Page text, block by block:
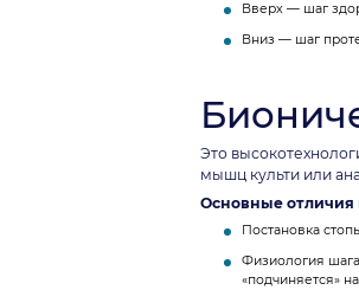
Вверх — шаг
Вниз — шаг
Это
мышц культи или
Основные отличия
Постановка
Физиология
«подчиняется»